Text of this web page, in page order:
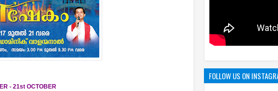
- 21st OCTOBER
FOLLOW US ON